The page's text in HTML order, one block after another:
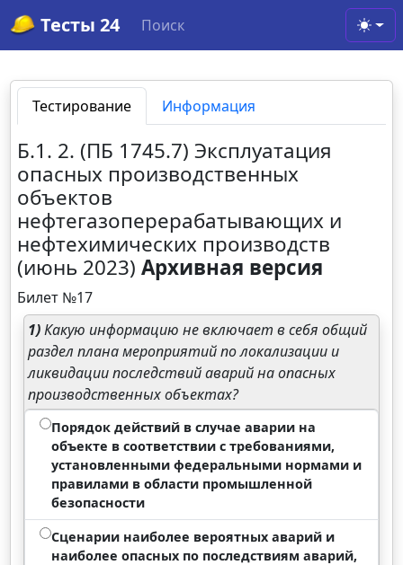
Тесты 24 Поиск
Тестирование Информация
Б.1. 2. (ПБ 1745.7) Эксплуатация
опасных производственных
объектов
нефтегазоперерабатывающих и
нефтехимических производств
(июнь 2023)Архивная версия
Билет №17
1)Какую информацию не включает в себя общий
раздел плана мероприятий по локализации и
ликвидации последствий аварий на опасных
производственных объектах?
Порядок действий в случае аварии на
объекте в соответствии с требованиями,
установленными федеральными нормами и
правилами в области промышленной
безопасности
Сценарии наиболее вероятных аварий и
наиболее опасных по последствиям аварий,